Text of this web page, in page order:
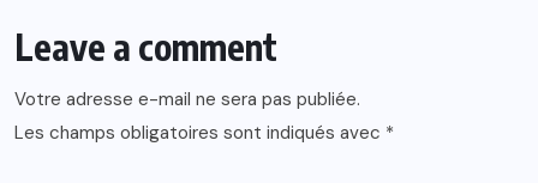
Leave a comment
Votre adresse e-mail ne sera pas publiée.
Les champs obligatoires sont indiqués avec *